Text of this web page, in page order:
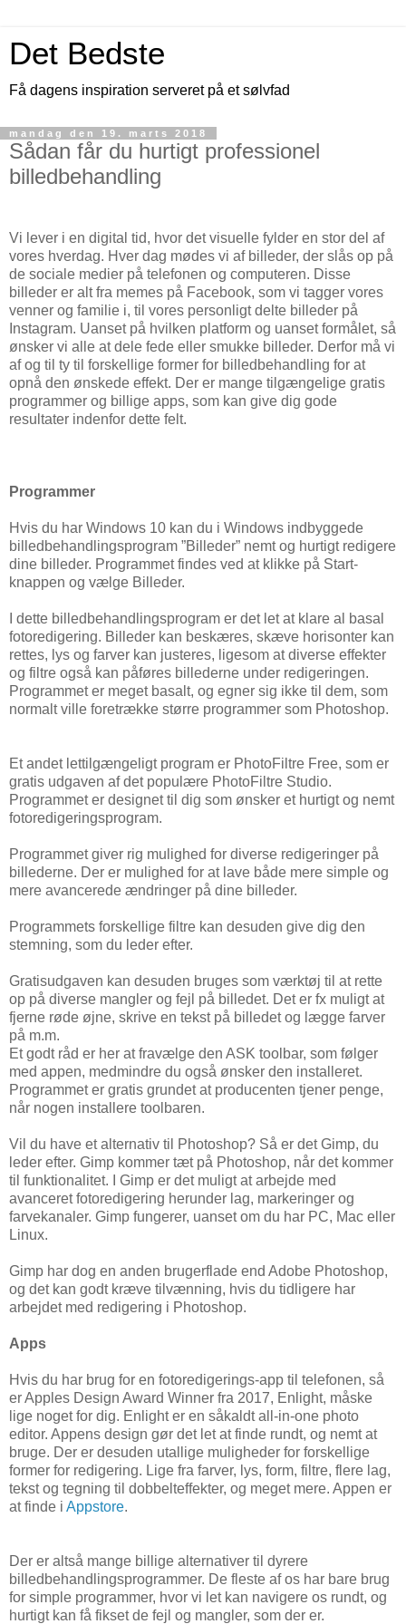
Det Bedste
Få dagens inspiration serveret på et sølvfad
mandag den 19. marts 2018
Sådan får du hurtigt professionel
billedbehandling
Vi lever i en digital tid, hvor det visuelle fylder en stor del af
vores hverdag. Hver dag mødes vi af billeder, der slås op på
de sociale medier på telefonen og computeren. Disse
billeder er alt fra memes på Facebook, som vi tagger vores
venner og familie i, til vores personligt delte billeder på
Instagram. Uanset på hvilken platform og uanset formålet, så
ønsker vi alle at dele fede eller smukke billeder. Derfor må vi
af og til ty til forskellige former for billedbehandling for at
opnå den ønskede effekt. Der er mange tilgængelige gratis
programmer og billige apps, som kan give dig gode
resultater indenfor dette felt.
Programmer
Hvis du har Windows 10 kan du i Windows indbyggede
billedbehandlingsprogram ”Billeder” nemt og hurtigt redigere
dine billeder. Programmet findes ved at klikke på Start-
knappen og vælge Billeder.
I dette billedbehandlingsprogram er det let at klare al basal
fotoredigering. Billeder kan beskæres, skæve horisonter kan
rettes, lys og farver kan justeres, ligesom at diverse effekter
og filtre også kan påføres billederne under redigeringen.
Programmet er meget basalt, og egner sig ikke til dem, som
normalt ville foretrække større programmer som Photoshop.
Et andet lettilgængeligt program er PhotoFiltre Free, som er
gratis udgaven af det populære PhotoFiltre Studio.
Programmet er designet til dig som ønsker et hurtigt og nemt
fotoredigeringsprogram.
Programmet giver rig mulighed for diverse redigeringer på
billederne. Der er mulighed for at lave både mere simple og
mere avancerede ændringer på dine billeder.
Programmets forskellige filtre kan desuden give dig den
stemning, som du leder efter.
Gratisudgaven kan desuden bruges som værktøj til at rette
op på diverse mangler og fejl på billedet. Det er fx muligt at
fjerne røde øjne, skrive en tekst på billedet og lægge farver
på m.m.
Et godt råd er her at fravælge den ASK toolbar, som følger
med appen, medmindre du også ønsker den installeret.
Programmet er gratis grundet at producenten tjener penge,
når nogen installere toolbaren.
Vil du have et alternativ til Photoshop? Så er det Gimp, du
leder efter. Gimp kommer tæt på Photoshop, når det kommer
til funktionalitet. I Gimp er det muligt at arbejde med
avanceret fotoredigering herunder lag, markeringer og
farvekanaler. Gimp fungerer, uanset om du har PC, Mac eller
Linux.
Gimp har dog en anden brugerflade end Adobe Photoshop,
og det kan godt kræve tilvænning, hvis du tidligere har
arbejdet med redigering i Photoshop.
Apps
Hvis du har brug for en fotoredigerings-app til telefonen, så
er Apples Design Award Winner fra 2017, Enlight, måske
lige noget for dig. Enlight er en såkaldt all-in-one photo
editor. Appens design gør det let at finde rundt, og nemt at
bruge. Der er desuden utallige muligheder for forskellige
former for redigering. Lige fra farver, lys, form, filtre, flere lag,
tekst og tegning til dobbelteffekter, og meget mere. Appen er
at finde i Appstore.
Der er altså mange billige alternativer til dyrere
billedbehandlingsprogrammer. De fleste af os har bare brug
for simple programmer, hvor vi let kan navigere os rundt, og
hurtigt kan få fikset de fejl og mangler, som der er.